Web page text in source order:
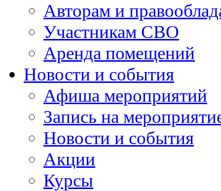
Авторам и
Участникам СВО
Аренда помещений
Новости и события
Афиша мероприятий
Запись на
Новости и события
Акции
Курсы